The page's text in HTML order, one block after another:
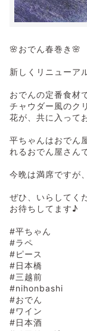
🌸おでん春巻き🌸
新しくリニューア
おでんの定番食材
チャウダー風のク
花が、共に入って
平ちゃんはおでん
れるおでん屋さん
今晩は満席ですが
ぜひ、いらしてく
お待ちしてます♪
#平ちゃん
#ラペ
#ピース
#日本橋
#三越前
#nihonbashi
#おでん
#ワイン
#日本酒